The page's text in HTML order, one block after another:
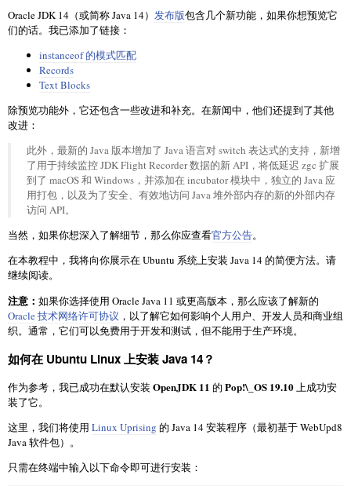
Oracle JDK 14（或简称 Java 14） 发布版包含几个新功能，如果你想预览它
们的话。我已添加了链接：
instanceof 的模式匹配
Records
Text Blocks
除预览功能外，它还包含一些改进和补充。在新闻中，他们还提到了其他
改进：
此外，最新的 Java 版本增加了 Java 语言对 switch 表达式的支持，新增
了用于持续监控 JDK Flight Recorder 数据的新 API，将低延迟 zgc 扩展
到了 macOS 和 Windows，并添加在 incubator 模块中，独立的 Java 应
用打包，以及为了安全、有效地访问 Java 堆外部内存的新的外部内存
访问 API。
当然，如果你想深入了解细节，那么你应查看官方公告。
在本教程中，我将向你展示在 Ubuntu 系统上安装 Java 14 的简便方法。请
继续阅读。
注意： 如果你选择使用 Oracle Java 11 或更高版本，那么应该了解新的
Oracle 技术网络许可协议 ，以了解它如何影响个人用户、开发人员和商业组
织。通常，它们可以免费用于开发和测试，但不能用于生产环境。
如何在 Ubuntu Linux 上安装 Java 14？
作为参考，我已成功在默认安装 OpenJDK 11 的 Pop!\_OS 19.10上成功安
装了它。
这里，我们将使用 Linux Uprising 的 Java 14 安装程序（最初基于 WebUpd8
Java 软件包）。
只需在终端中输入以下命令即可进行安装：